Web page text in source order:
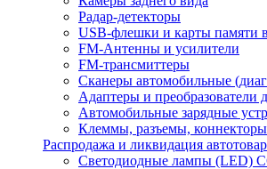
Радар-детекторы
USB-флешки и карты памяти
FM-Антенны и усилители
FM-трансмиттеры
Сканеры автомобильные
Адаптеры и преобразователи
Автомобильные зарядные
Клеммы, разъемы, коннекторы
Распродажа и ликвидация
Светодиодные лампы (LED)